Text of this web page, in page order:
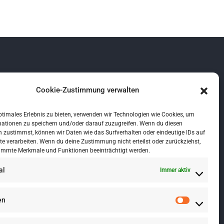
Cookie-Zustimmung verwalten
Erlebnis zu bieten, verwenden wir Technologien wie Cookies, um
zu speichern und/oder darauf zuzugreifen. Wenn du diesen
zustimmst, können wir Daten wie das Surfverhalten oder eindeutige IDs auf
verarbeiten. Wenn du deine Zustimmung nicht erteilst oder zurückziehst,
Merkmale und Funktionen beeinträchtigt werden.
Immer aktiv